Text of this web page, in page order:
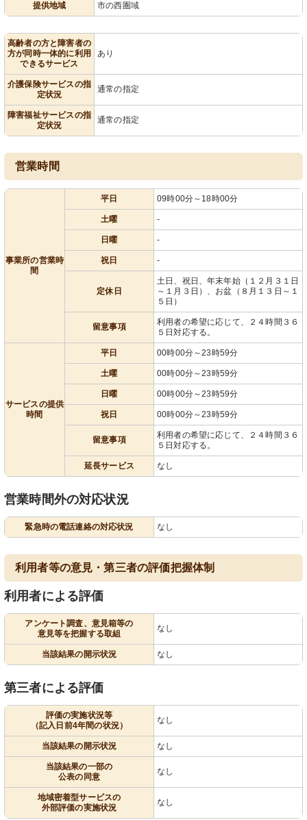
提供地域 市の西圏域
高齢者の方と障害者の
方が同時一体的に利用
できるサービス
あり
介護保険サービスの指
定状況
通常の指定
障害福祉サービスの指
定状況
通常の指定
営業時間
事業所の営業時
間
平日 09時00分～18時00分
土曜 -
日曜 -
祝日 -
定休日
土日、祝日、年末年始（１２月３１日
～１月３日）、お盆（８月１３日～１
５日）
留意事項
利用者の希望に応じて、２４時間３６
５日対応する。
サービスの提供
時間
平日 00時00分～23時59分
土曜 00時00分～23時59分
日曜 00時00分～23時59分
祝日 00時00分～23時59分
留意事項
利用者の希望に応じて、２４時間３６
５日対応する。
延長サービス なし
営業時間外の対応状況
緊急時の電話連絡の対応状況 なし
利用者等の意見・第三者の評価把握体制
利用者による評価
アンケート調査、意見箱等の
意見等を把握する取組
なし
当該結果の開示状況 なし
第三者による評価
評価の実施状況等
（記入日前4年間の状況）
なし
当該結果の開示状況 なし
当該結果の一部の
公表の同意
なし
地域密着型サービスの
外部評価の実施状況
なし